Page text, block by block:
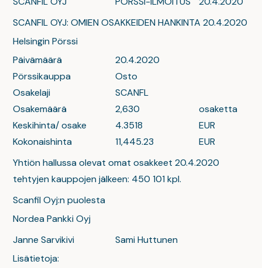
SCANFIL OYJ: OMIEN OSAKKEIDEN HANKINTA 20.4.2020
Helsingin Pörssi
Päivämäärä
20.4.2020
Pörssikauppa
Osto
Osakelaji
SCANFL
Osakemäärä
2,630
osaketta
Keskihinta/ osake
4.3518
EUR
Kokonaishinta
11,445.23
EUR
Yhtiön hallussa olevat omat osakkeet 20.4.2020
tehtyjen kauppojen jälkeen: 450 101 kpl.
Scanfil Oyj:n puolesta
Nordea Pankki Oyj
Janne Sarvikivi
Sami Huttunen
Lisätietoja: